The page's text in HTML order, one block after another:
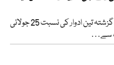
پشاور: خیبرپختونخوا میں خواتین نے گزشتہ تین ادوار کی نسبت 25 جولائی
سے…